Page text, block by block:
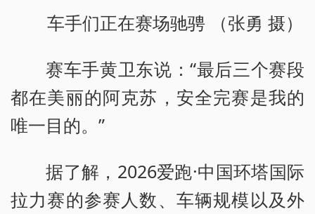
车手们正在赛场驰骋 （张勇 摄）
赛车手黄卫东说：“最后三个赛段
都在美丽的阿克苏，安全完赛是我的
唯一目的。”
据了解，2026爱跑·中国环塔国际
拉力赛的参赛人数、车辆规模以及外